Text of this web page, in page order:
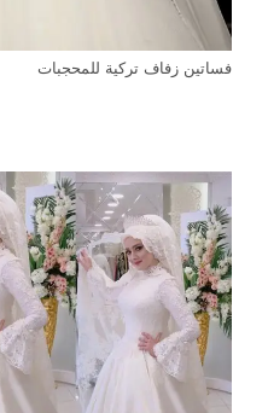
فساتين زفاف تركية للمحجبات